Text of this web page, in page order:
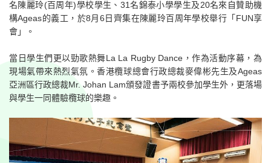
名陳麗玲(百周年)學校學生、31名錦泰小學學生及20名來自贊助機
構Ageas的義工，於8月6日齊集在陳麗玲百周年學校舉行「FUN享
會」。
當日學生們更以勁歌熱舞La La Rugby Dance，作為活動序幕，為
現場氣帶來熱烈氣氛。香港欖球總會行政總裁麥偉彬先生及Ageas
亞洲區行政總裁Mr. Johan Lam頒發證書予兩校參加學生外，更落場
與學生一同體驗欖球的樂趣。